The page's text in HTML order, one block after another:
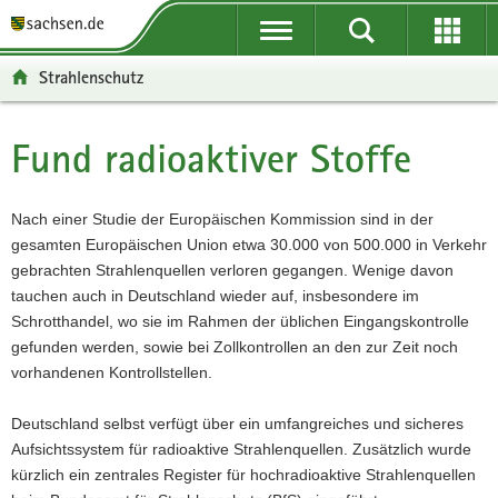
t
ü
e
r
g
r
e
i
f
n
d
e
t
n
v
i
g
a
t
i
o
p
n
a
l
t
t
e
n
f
o
r
m
a
t
o
n
t
-
e
r
e
i
c
h
Strahlenschutz
Hauptinhalt
Fund radioaktiver Stoffe
Nach einer Studie der Europäischen Kommission sind in der
gesamten Europäischen Union etwa 30.000 von 500.000 in Verkehr
gebrachten Strahlenquellen verloren gegangen. Wenige davon
tauchen auch in Deutschland wieder auf, insbesondere im
Schrotthandel, wo sie im Rahmen der üblichen Eingangskontrolle
gefunden werden, sowie bei Zollkontrollen an den zur Zeit noch
vorhandenen Kontrollstellen.
Deutschland selbst verfügt über ein umfangreiches und sicheres
Aufsichtssystem für radioaktive Strahlenquellen. Zusätzlich wurde
kürzlich ein zentrales Register für hochradioaktive Strahlenquellen